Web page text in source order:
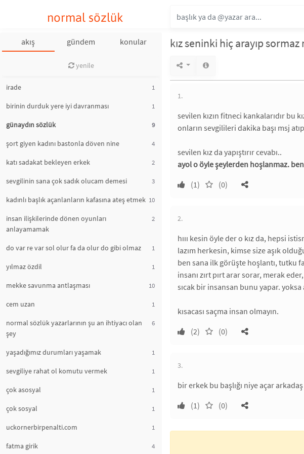
normal sözlük
akış gündem konular
yenile
irade 1
birinin durduk yere iyi davranması 1
günaydın sözlük 9
şort giyen kadını bastonla döven nine 4
katı sadakat bekleyen erkek 2
sevgilinin sana çok sadık olucam demesi 3
kadınlı başlık açanlanların kafasına ateş etmek 10
insan ilişkilerinde dönen oyunları
anlayamamak
2
do var re var sol olur fa da olur do gibi olmaz 1
yılmaz özdil 1
mekke savunma antlaşması 10
cem uzan 1
normal sözlük yazarlarının şu an ihtiyacı olan
şey
6
yaşadığımız durumları yaşamak 1
sevgiliye rahat ol komutu vermek 1
çok asosyal 1
çok sosyal 1
uckornerbirpenalti.com 1
fatma girik 4
kız seninki hiç arayıp sormaz
1.
sevilen kızın fitneci kankalarıdır bu
onların sevgilileri dakika başı msj
sevilen kız da yapıştırır cevabı..
ayol o öyle şeylerden hoşlanmaz.
(1)
(0)
2.
hııı kesin öyle der o kız da, hepsi
lazım herkesin, kimse size aşık
ben sana ilk görüşte hoşlantı, tutku
insanı zırt pırt arar sorar, merak
sıcak bir insansan bunu yapar.
kısacası saçma insan olmayın.
(2)
(0)
3.
bir erkek bu başlığı niye açar
(1)
(0)